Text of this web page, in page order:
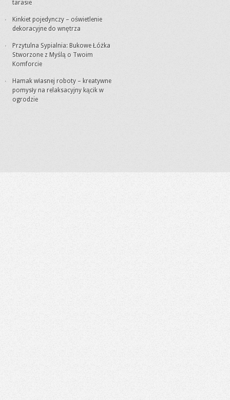
tarasie
Kinkiet pojedynczy – oświetlenie
dekoracyjne do wnętrza
Przytulna Sypialnia: Bukowe Łóżka
Stworzone z Myślą o Twoim
Komforcie
Hamak własnej roboty – kreatywne
pomysły na relaksacyjny kącik w
ogrodzie